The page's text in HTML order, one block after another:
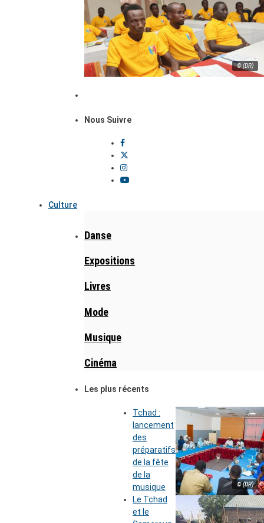
© (DR)
Nous Suivre
Culture
Danse
Expositions
Livres
Mode
Musique
Cinéma
Les plus récents
© (DR)
Tchad :
lancement
des
préparatifs
de la fête
de la
musique
Le Tchad
et le